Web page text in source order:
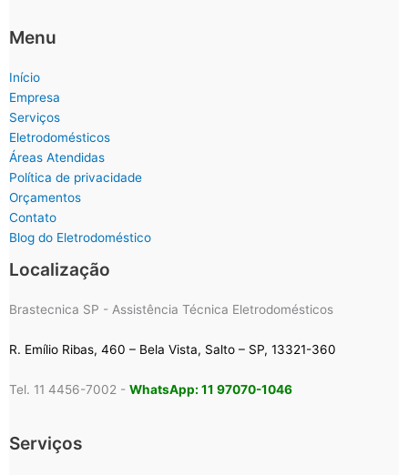
Menu
Início
Empresa
Serviços
Eletrodomésticos
Áreas Atendidas
Política de privacidade
Orçamentos
Contato
Blog do Eletrodoméstico
Localização
Brastecnica SP - Assistência Técnica Eletrodomésticos
R. Emílio Ribas, 460 – Bela Vista, Salto – SP, 13321-360
Tel. 11 4456-7002 - WhatsApp: 11 97070-1046
Serviços